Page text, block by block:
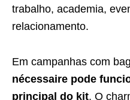
trabalho, academia,
relacionamento.
Em campanhas com
nécessaire pode
principal do kit. O